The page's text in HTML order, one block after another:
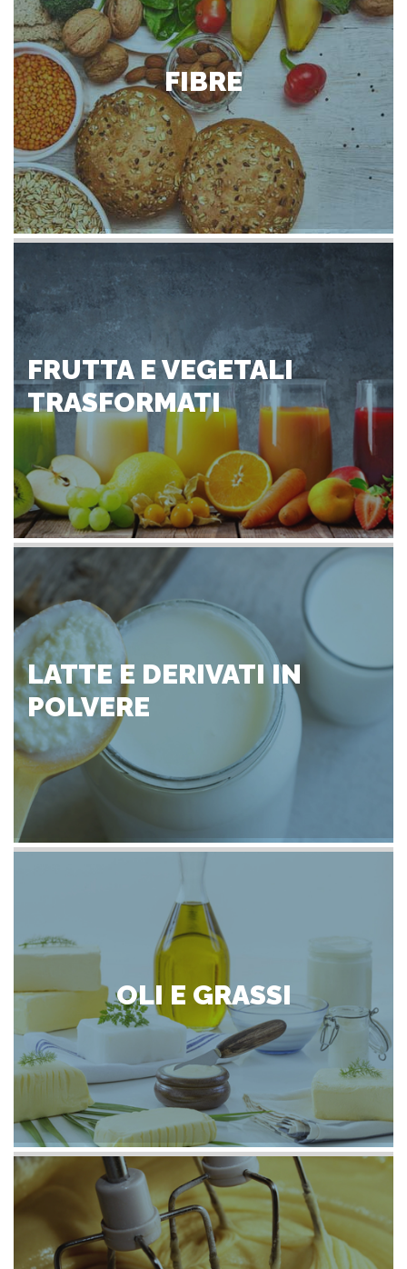
FIBRE
FRUTTA E VEGETALI
TRASFORMATI
LATTE E DERIVATI IN
POLVERE
OLI E GRASSI